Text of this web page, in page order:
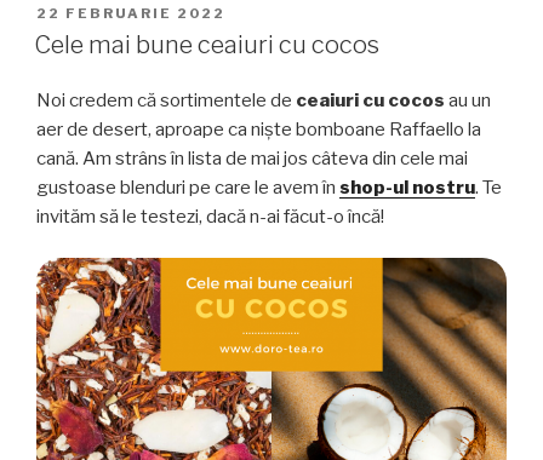
PUBLICAT
PE
22 FEBRUARIE 2022
Cele mai bune ceaiuri cu cocos
Noi credem că sortimentele de ceaiuri cu cocos au un
aer de desert, aproape ca niște bomboane Raffaello la
cană. Am strâns în lista de mai jos câteva din cele mai
gustoase blenduri pe care le avem în shop-ul nostru. Te
invităm să le testezi, dacă n-ai făcut-o încă!